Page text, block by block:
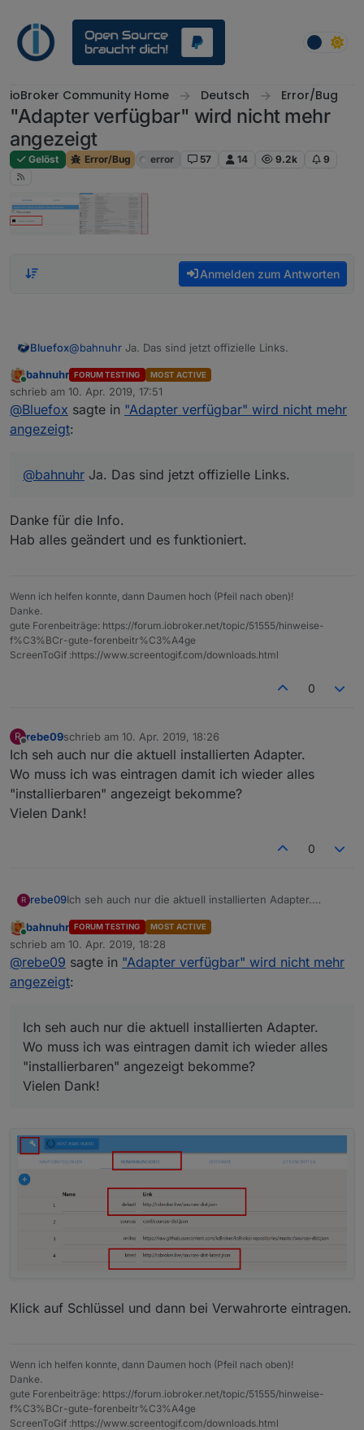
ioBroker Community Home Deutsch Error/Bug
"Adapter verfügbar" wird nicht mehr
angezeigt
Gelöst Error/Bug error 57 14 9.2k 9
Anmelden zum Antworten
Bluefox@bahnuhr Ja. Das sind jetzt offizielle Links.
Online
bahnuhr FORUM TESTING MOST ACTIVE
schrieb am 10. Apr. 2019, 17:51
zuletzt editiert von
@Bluefox sagte in "Adapter verfügbar" wird nicht mehr
angezeigt:
@bahnuhr Ja. Das sind jetzt offizielle Links.
Danke für die Info.
Hab alles geändert und es funktioniert.
Wenn ich helfen konnte, dann Daumen hoch (Pfeil nach oben)!
Danke.
gute Forenbeiträge: https://forum.iobroker.net/topic/51555/hinweise-
f%C3%BCr-gute-forenbeitr%C3%A4ge
ScreenToGif :https://www.screentogif.com/downloads.html
0
R
Offline
rebe09schrieb am 10. Apr. 2019, 18:26
zuletzt editiert von
Ich seh auch nur die aktuell installierten Adapter.
Wo muss ich was eintragen damit ich wieder alles
"installierbaren" angezeigt bekomme?
Vielen Dank!
0
R rebe09Ich seh auch nur die aktuell installierten Adapter.
"installierbaren" angezeigt bekomme?
Vielen Dank!
Online
bahnuhr FORUM TESTING MOST ACTIVE
schrieb am 10. Apr. 2019, 18:28
zuletzt editiert von
@rebe09 sagte in "Adapter verfügbar" wird nicht mehr
angezeigt:
Ich seh auch nur die aktuell installierten Adapter.
Wo muss ich was eintragen damit ich wieder alles
"installierbaren" angezeigt bekomme?
Vielen Dank!
Klick auf Schlüssel und dann bei Verwahrorte eintragen.
Wenn ich helfen konnte, dann Daumen hoch (Pfeil nach oben)!
Danke.
gute Forenbeiträge: https://forum.iobroker.net/topic/51555/hinweise-
f%C3%BCr-gute-forenbeitr%C3%A4ge
ScreenToGif :https://www.screentogif.com/downloads.html